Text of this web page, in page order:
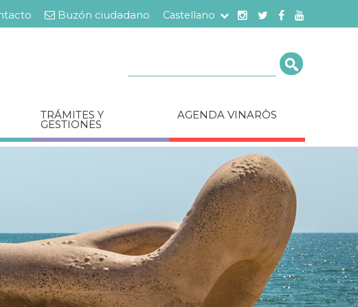
Buzón ciudadano Castellano
TRÁMITES Y
GESTIONES
AGENDA VINARÒS